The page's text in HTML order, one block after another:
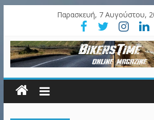
Παρασκευή, 7 Αυγούστου,